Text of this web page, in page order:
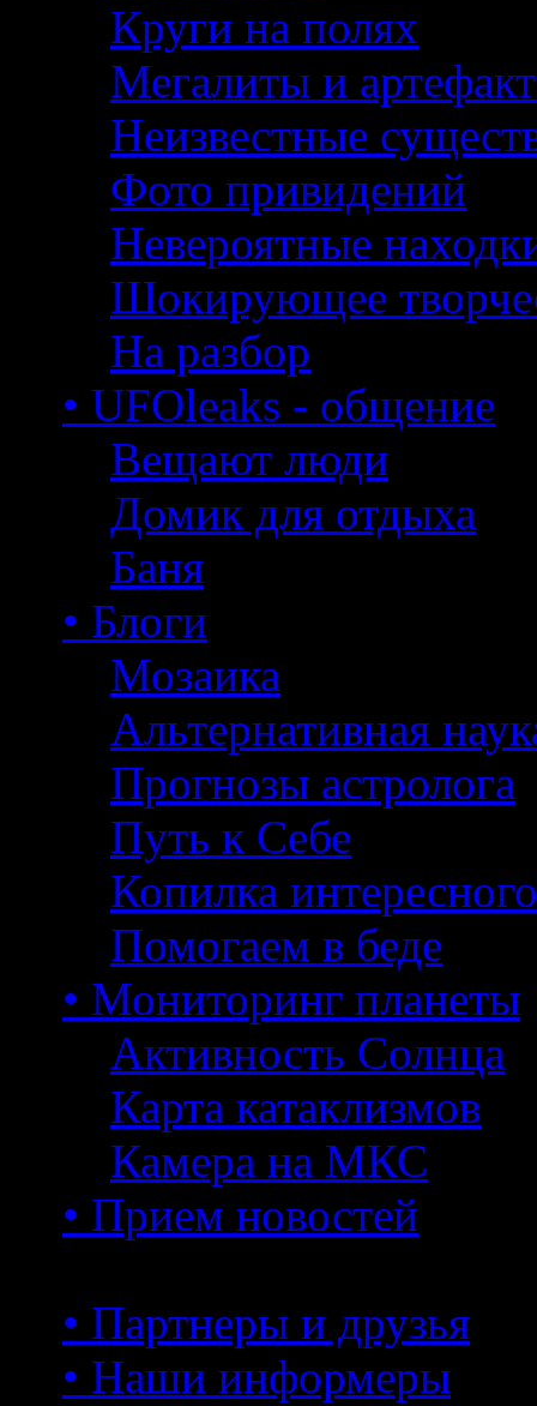
Круги на полях
Мегалиты и
Неизвестные
Фото привидений
Невероятные
Шокирующее
На разбор
• UFOleaks - общение
Вещают люди
Домик для отдыха
Баня
• Блоги
Мозаика
Альтернативная
Прогнозы астролога
Путь к Себе
Копилка интересного
Помогаем в беде
• Мониторинг планеты
Активность Солнца
Карта катаклизмов
Камера на МКС
• Прием новостей
• Партнеры и друзья
• Наши информеры